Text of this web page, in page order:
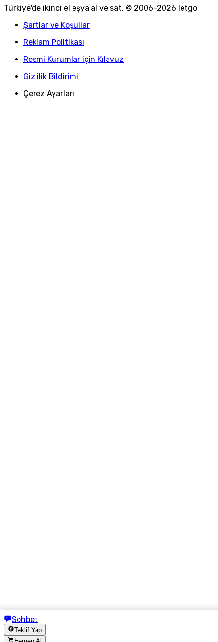
Sohbet
Teklif Yap
Türkiye'de ikinci el eşya al ve sat. © 2006-2026 letgo
Şartlar ve Koşullar
Reklam Politikası
Resmi Kurumlar için Kılavuz
Gizlilik Bildirimi
Çerez Ayarları